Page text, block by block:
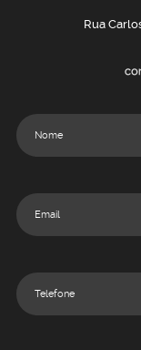
Rua